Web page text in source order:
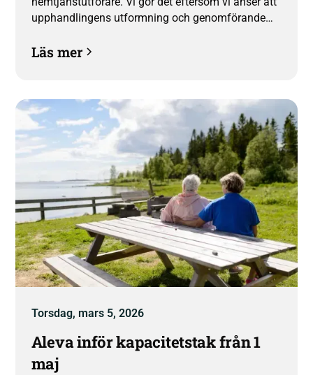
upphandlingens utformning och genomförande
Läs mer
Torsdag, mars 5, 2026
Aleva inför kapacitetstak från 1
maj